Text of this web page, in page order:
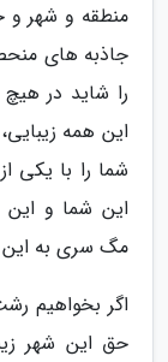
منطقه و شهر و
جاذبه های
را شاید در
این همه
شما را با یکی
این شما و این
مگ سری به این
اگر بخواهیم
حق این شهر